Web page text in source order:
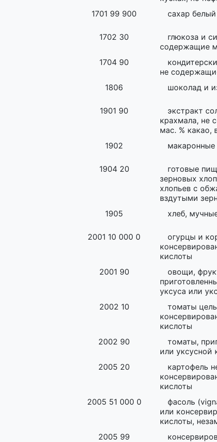
1701 99 900
сахар белый
1702 30
глюкоза и
содержащие
1704 90
не
1806
шоколад и
1901 90
экстракт
крахмала, не
мас. % какао,
1902
макаронные
1904 20
готовые
зерновых
хлопьев с
вздутыми
1905
хлеб,
2001 10 000 0
огурцы и
кислоты
2001 90
овощи,
уксуса или
2002 10
томаты
кислоты
2002 90
томаты,
или уксусной
2005 20
картофель
кислоты
2005 51 000 0
фасоль
или
кислоты,
2005 99